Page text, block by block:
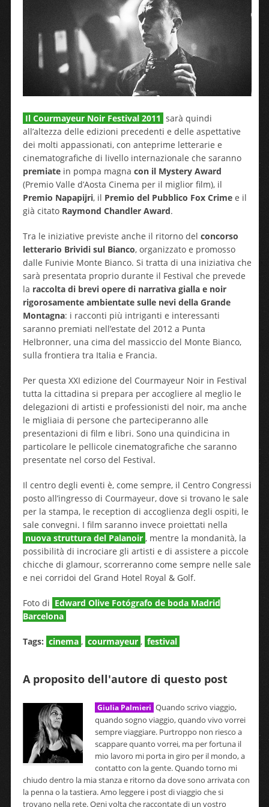
Il Courmayeur Noir Festival 2011 sarà quindi
all’altezza delle edizioni precedenti e delle aspettative
dei molti appassionati, con anteprime letterarie e
cinematografiche di livello internazionale che saranno
premiatein pompa magna con il Mystery Award
(Premio Valle d’Aosta Cinema per il miglior film), il
Premio Napapijri, il Premio del Pubblico Fox Crimee il
già citato Raymond Chandler Award.
Tra le iniziative previste anche il ritorno del concorso
letterario Brividi sul Bianco, organizzato e promosso
dalle Funivie Monte Bianco. Si tratta di una iniziativa che
sarà presentata proprio durante il Festival che prevede
la raccolta di brevi opere di narrativa gialla e noir
rigorosamente ambientate sulle nevi della Grande
Montagna: i racconti più intriganti e interessanti
saranno premiati nell’estate del 2012 a Punta
Helbronner, una cima del massiccio del Monte Bianco,
sulla frontiera tra Italia e Francia.
Per questa XXI edizione del Courmayeur Noir in Festival
tutta la cittadina si prepara per accogliere al meglio le
delegazioni di artisti e professionisti del noir, ma anche
le migliaia di persone che parteciperanno alle
presentazioni di film e libri. Sono una quindicina in
particolare le pellicole cinematografiche che saranno
presentate nel corso del Festival.
Il centro degli eventi è, come sempre, il Centro Congressi
posto all’ingresso di Courmayeur, dove si trovano le sale
per la stampa, le reception di accoglienza degli ospiti, le
sale convegni. I film saranno invece proiettati nella
nuova struttura del Palanoir , mentre la mondanità, la
possibilità di incrociare gli artisti e di assistere a piccole
chicche di glamour, scorreranno come sempre nelle sale
e nei corridoi del Grand Hotel Royal & Golf.
Foto di Edward Olive Fotógrafo de boda Madrid
Barcelona
Tags: cinema , courmayeur , festival
A proposito dell'autore di questo post
Giulia Palmieri Quando scrivo viaggio,
quando sogno viaggio, quando vivo vorrei
sempre viaggiare. Purtroppo non riesco a
scappare quanto vorrei, ma per fortuna il
mio lavoro mi porta in giro per il mondo, a
contatto con la gente. Quando torno mi
chiudo dentro la mia stanza e ritorno da dove sono arrivata con
la penna o la tastiera. Amo leggere i post di viaggio che si
trovano nella rete. Ogni volta che raccontate di un vostro